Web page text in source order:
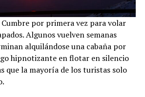
por primera vez para volar
Algunos vuelven semanas
alquilándose una cabaña por
hipnotizante en flotar en silencio
que la mayoría de los turistas solo